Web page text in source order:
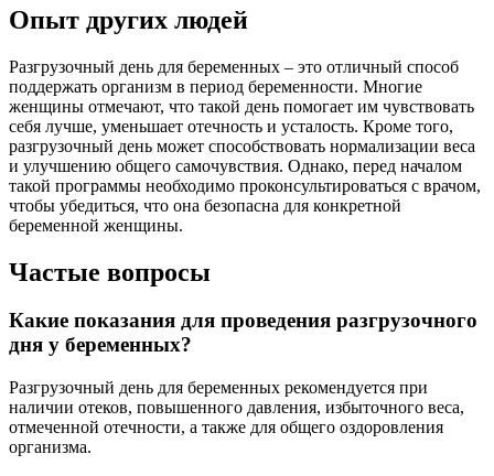
Опыт других людей
Разгрузочный день для беременных – это отличный способ
поддержать организм в период беременности. Многие
женщины отмечают, что такой день помогает им чувствовать
себя лучше, уменьшает отечность и усталость. Кроме того,
разгрузочный день может способствовать нормализации веса
и улучшению общего самочувствия. Однако, перед началом
такой программы необходимо проконсультироваться с врачом,
чтобы убедиться, что она безопасна для конкретной
беременной женщины.
Частые вопросы
Какие показания для проведения разгрузочного
дня у беременных?
Разгрузочный день для беременных рекомендуется при
наличии отеков, повышенного давления, избыточного веса,
отмеченной отечности, а также для общего оздоровления
организма.